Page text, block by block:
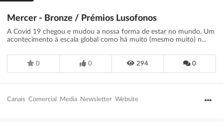
Mercer - Bronze / Prémios Lusofonos
A Covid 19 chegou e mudou a nossa forma de estar no mundo. Um
acontecimento à escala global como há muito (mesmo muito) n...
0 0 294 0
Canais Comercial Media Newsletter Website